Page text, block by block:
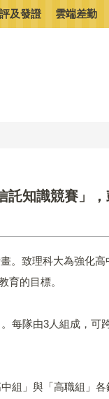
及發證 雲端差勤
託知識競賽」
。致理科大為強化
育的目標。
每隊由3人組成，可
組」與「高職組」